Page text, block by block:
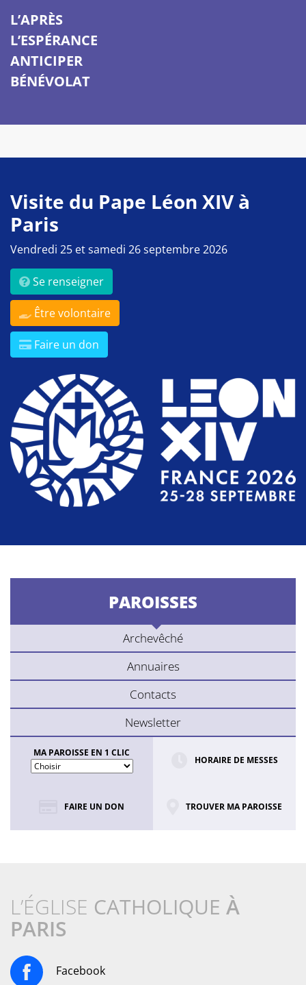
L’APRÈS
L’ESPÉRANCE
ANTICIPER
BÉNÉVOLAT
Visite du Pape Léon XIV à
Paris
Vendredi 25 et samedi 26 septembre 2026
Se renseigner
Être volontaire
Faire un don
PAROISSES
Archevêché
Annuaires
Contacts
Newsletter
MA PAROISSE EN 1 CLIC
HORAIRE DE MESSES
FAIRE UN DON TROUVER MA PAROISSE
L’ÉGLISE CATHOLIQUE À
PARIS
Facebook